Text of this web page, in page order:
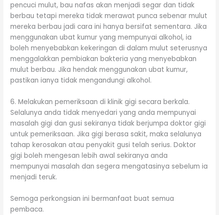
pencuci mulut, bau nafas akan menjadi segar dan tidak
berbau tetapi mereka tidak merawat punca sebenar mulut
mereka berbau jadi cara ini hanya bersifat sementara. Jika
menggunakan ubat kumur yang mempunyai alkohol, ia
boleh menyebabkan kekeringan di dalam mulut seterusnya
menggalakkan pembiakan bakteria yang menyebabkan
mulut berbau. Jika hendak menggunakan ubat kumur,
pastikan ianya tidak mengandungi alkohol.
6. Melakukan pemeriksaan di klinik gigi secara berkala.
Selalunya anda tidak menyedari yang anda mempunyai
masalah gigi dan gusi sekiranya tidak berjumpa doktor gigi
untuk pemeriksaan. Jika gigi berasa sakit, maka selalunya
tahap kerosakan atau penyakit gusi telah serius. Doktor
gigi boleh mengesan lebih awal sekiranya anda
mempunyai masalah dan segera mengatasinya sebelum ia
menjadi teruk.
Semoga perkongsian ini bermanfaat buat semua
pembaca.